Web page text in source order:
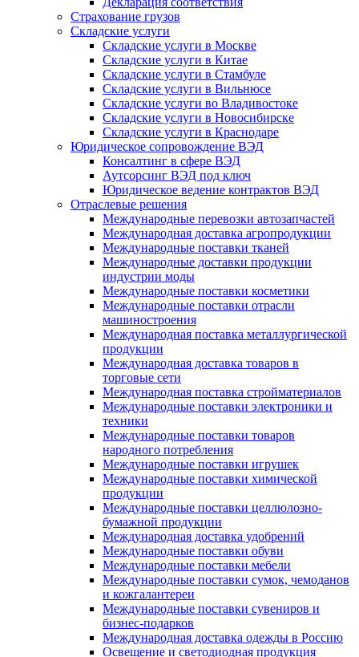
Страхование грузов
Складские услуги
Складские услуги в Москве
Складские услуги в Китае
Складские услуги в Стамбуле
Складские услуги в Вильнюсе
Складские услуги во Владивостоке
Складские услуги в Новосибирске
Складские услуги в Краснодаре
Юридическое сопровождение ВЭД
Консалтинг в сфере ВЭД
Аутсорсинг ВЭД под ключ
Юридическое ведение контрактов ВЭД
Отраслевые решения
Международные перевозки автозапчастей
Международная доставка агропродукции
Международные поставки тканей
Международные доставки продукции
индустрии моды
Международные поставки косметики
Международные поставки отрасли
машиностроения
Международная поставка металлургической
продукции
Международная доставка товаров в
торговые сети
Международная поставка стройматериалов
Международные поставки электроники и
техники
Международные поставки товаров
народного потребления
Международные поставки игрушек
Международные поставки химической
продукции
Международные поставки целлюлозно-
бумажной продукции
Международная доставка удобрений
Международные поставки обуви
Международные поставки мебели
Международные поставки сумок, чемоданов
и кожгалантереи
Международные поставки сувениров и
бизнес-подарков
Международная доставка одежды в Россию
Освещение и светодиодная продукция